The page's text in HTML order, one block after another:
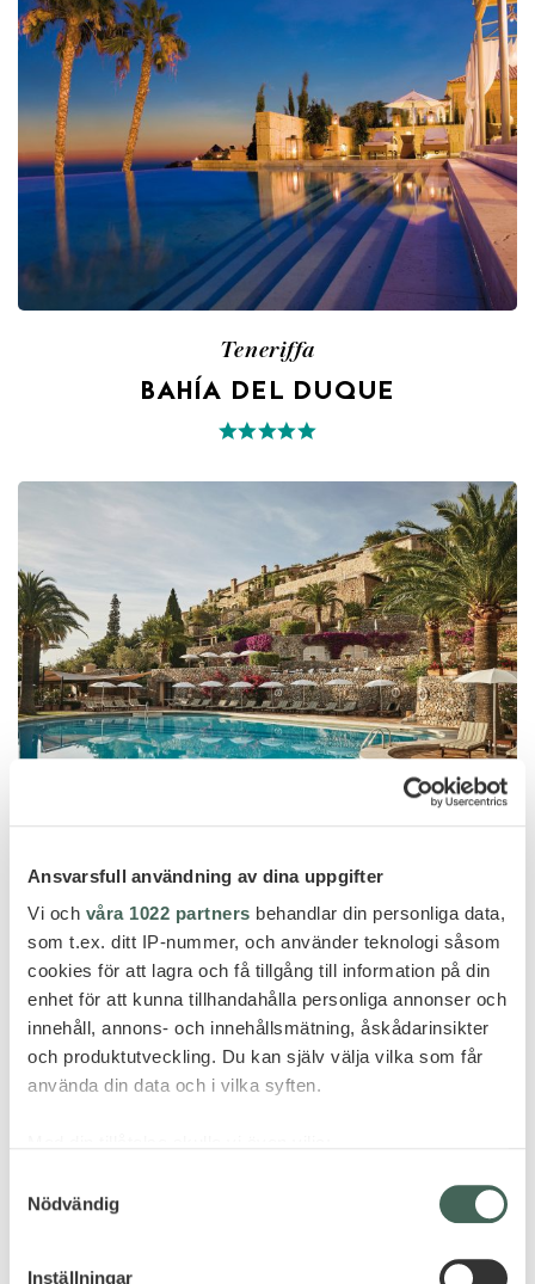
Ansvarsfull användning av dina uppgifter
Vi och våra 1022 partners behandlar din personliga data,
som t.ex. ditt IP-nummer, och använder teknologi såsom
cookies för att lagra och få tillgång till information på din
enhet för att kunna tillhandahålla personliga annonser och
innehåll, annons- och innehållsmätning, åskådarinsikter
och produktutveckling. Du kan själv välja vilka som får
använda din data och i vilka syften.
som kan ha en noggrannhet på upp till flera meter
Nödvändig
Inställningar
Teneriffa
BAHÍA DEL DUQUE
BELMOND LA RESIDENCIA